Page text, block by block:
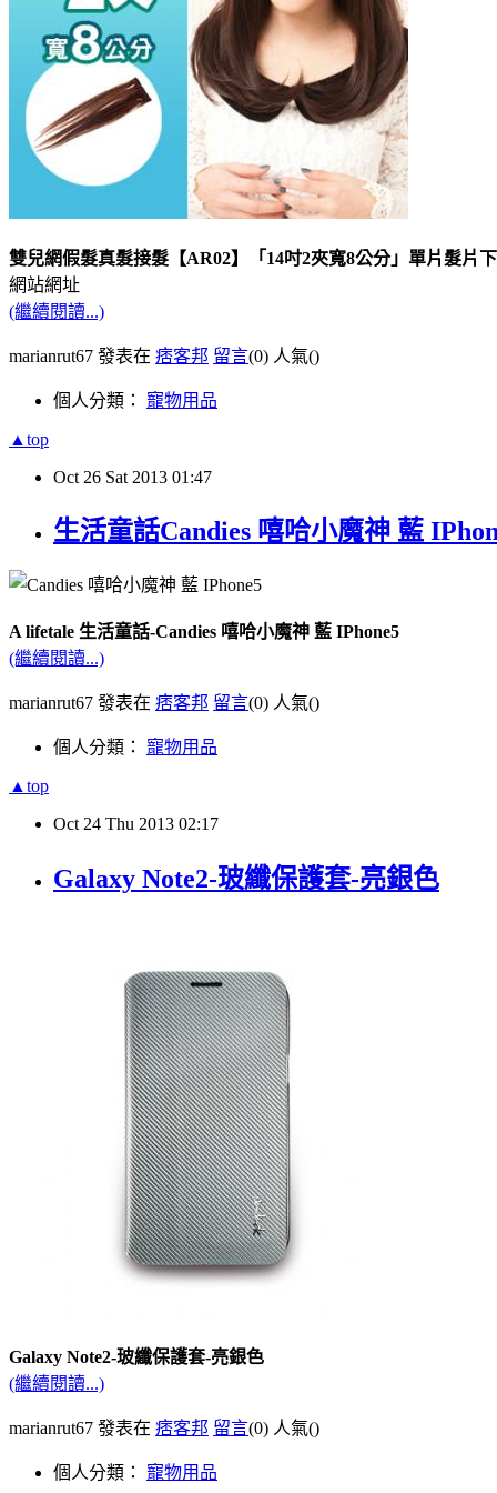
雙兒網假髮真髮接髮【AR02】「14吋2夾寬8公分」單片髮片
網站網址
(繼續閱讀...)
marianrut67 發表在 痞客邦 留言(0) 人氣()
個人分類： 寵物用品
▲top
Oct 26 Sat 2013 01:47
生活童話Candies 嘻哈小魔神 藍
A lifetale 生活童話-Candies 嘻哈小魔神 藍 IPhone5
(繼續閱讀...)
marianrut67 發表在 痞客邦 留言(0) 人氣()
個人分類： 寵物用品
▲top
Oct 24 Thu 2013 02:17
Galaxy Note2-玻纖保護套-亮銀色
Galaxy Note2-玻纖保護套-亮銀色
(繼續閱讀...)
marianrut67 發表在 痞客邦 留言(0) 人氣()
個人分類： 寵物用品